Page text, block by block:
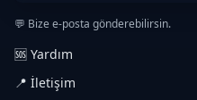
💬 Bize e-posta gönderebilirsin.
🆘 Yardım
📍 İletişim